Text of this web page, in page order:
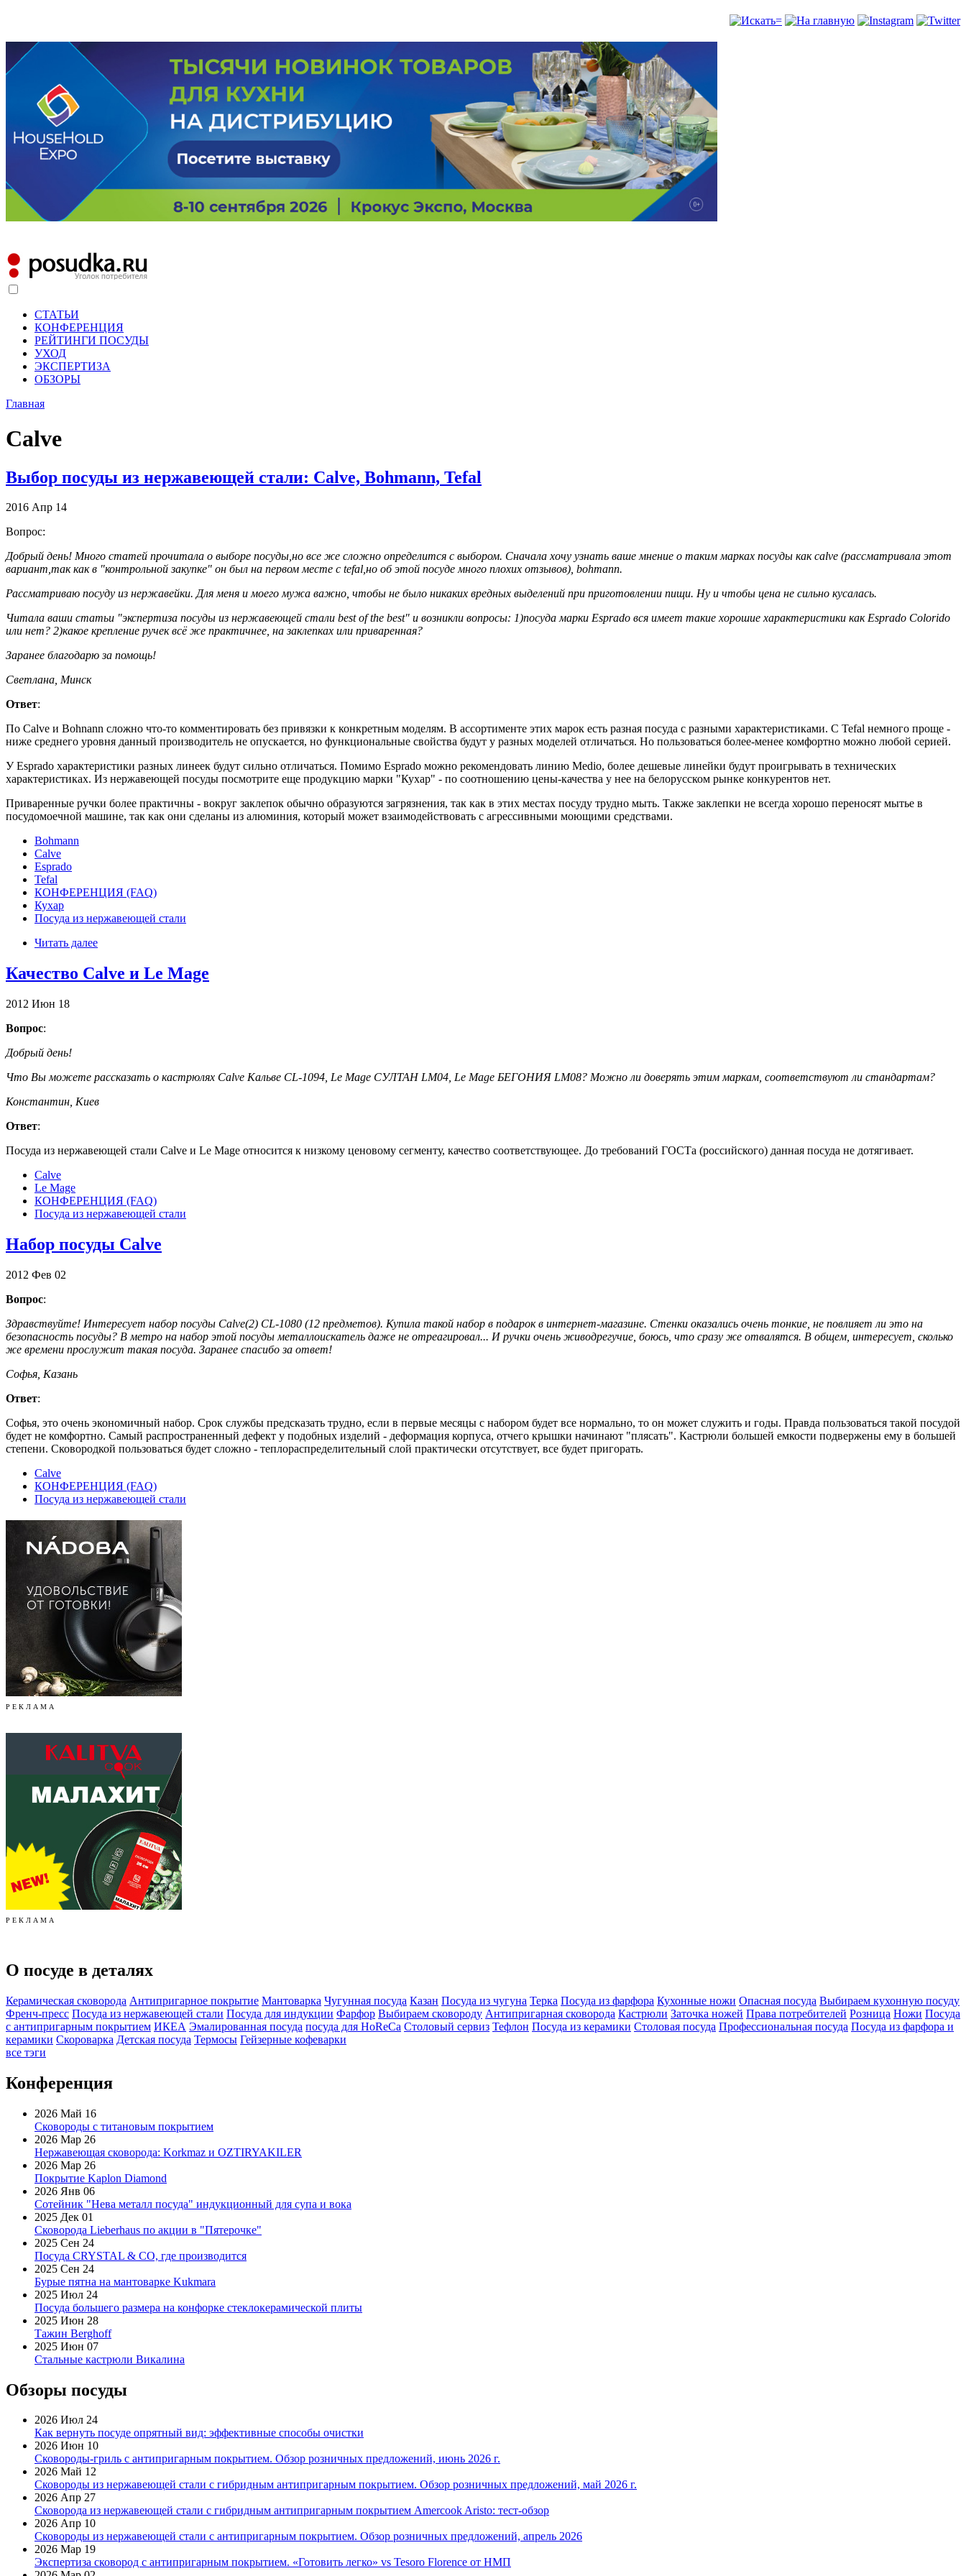
СТАТЬИ
КОНФЕРЕНЦИЯ
РЕЙТИНГИ ПОСУДЫ
УХОД
ЭКСПЕРТИЗА
ОБЗОРЫ
Главная
Calve
Выбор посуды из нержавеющей стали: Calve, Bohmann, Tefal
2016 Апр 14
Вопрос:
Добрый день! Много статей прочитала о выборе посуды,но все же сложно определится с выбором. Сначала хочу узнать ваше мнение о таким марках посуды как calve (рассматривала этот
вариант,так как в "контрольной закупке" он был на первом месте с tefal,но об этой посуде много плохих отзывов), bohmann.
Рассматриваю посуду из нержавейки. Для меня и моего мужа важно, чтобы не было никаких вредных выделений при приготовлении пищи. Ну и чтобы цена не сильно кусалась.
Читала ваши статьи "экспертиза посуды из нержавеющей стали best of the best" и возникли вопросы: 1)посуда марки Esprado вся имеет такие хорошие характеристики как Esprado Colorido
или нет? 2)какое крепление ручек всё же практичнее, на заклепках или приваренная?
Заранее благодарю за помощь!
Светлана, Минск
Ответ:
По Calve и Bohnann сложно что-то комментировать без привязки к конкретным моделям. В ассортименте этих марок есть разная посуда с разными характеристиками. C Tefal немного проще -
ниже среднего уровня данный производитель не опускается, но функциональные свойства будут у разных моделей отличаться. Но пользоваться более-менее комфортно можно любой серией.
У Esprado характеристики разных линеек будут сильно отличаться. Помимо Esprado можно рекомендовать линию Medio, более дешевые линейки будут проигрывать в технических
характеристиках. Из нержавеющей посуды посмотрите еще продукцию марки "Кухар" - по соотношению цены-качества у нее на белорусском рынке конкурентов нет.
Приваренные ручки более практичны - вокруг заклепок обычно образуются загрязнения, так как в этих местах посуду трудно мыть. Также заклепки не всегда хорошо переносят мытье в
посудомоечной машине, так как они сделаны из алюминия, который может взаимодействовать с агрессивными моющими средствами.
Bohmann
Calve
Esprado
Tefal
КОНФЕРЕНЦИЯ (FAQ)
Кухар
Посуда из нержавеющей стали
Читать далее
Качество Calve и Le Mage
2012 Июн 18
Вопрос:
Добрый день!
Что Вы можете рассказать о кастрюлях Сalve Кальве CL-1094, Le Mage СУЛТАН LM04, Le Mage БЕГОНИЯ LM08? Можно ли доверять этим маркам, соответствуют ли стандартам?
Константин, Киев
Ответ:
Посуда из нержавеющей стали Сalve и Le Mage относится к низкому ценовому сегменту, качество соответствующее. До требований ГОСТа (российского) данная посуда не дотягивает.
Calve
Le Mage
КОНФЕРЕНЦИЯ (FAQ)
Посуда из нержавеющей стали
Набор посуды Calve
2012 Фев 02
Вопрос:
Здравствуйте! Интересует набор посуды Calve(2) CL-1080 (12 предметов). Купила такой набор в подарок в интернет-магазине. Стенки оказались очень тонкие, не повлияет ли это на
безопасность посуды? В метро на набор этой посуды металлоискатель даже не отреагировал... И ручки очень живодрегучие, боюсь, что сразу же отвалятся. В общем, интересует, сколько
же времени прослужит такая посуда. Заранее спасибо за ответ!
Софья, Казань
Ответ:
Софья, это очень экономичный набор. Срок службы предсказать трудно, если в первые месяцы с набором будет все нормально, то он может служить и годы. Правда пользоваться такой посудой
будет не комфортно. Самый распространенный дефект у подобных изделий - деформация корпуса, отчего крышки начинают "плясать". Кастрюли большей емкости подвержены ему в большей
степени. Сковородкой пользоваться будет сложно - теплораспределительный слой практически отсутствует, все будет пригорать.
Calve
КОНФЕРЕНЦИЯ (FAQ)
Посуда из нержавеющей стали
Р Е К Л А М А
Р Е К Л А М А
О посуде в деталях
Керамическая сковорода Антипригарное покрытие Мантоварка Чугунная посуда Казан Посуда из чугуна Терка Посуда из фарфора Кухонные ножи Опасная посуда Выбираем кухонную посуду
Френч-пресс Посуда из нержавеющей стали Посуда для индукции Фарфор Выбираем сковороду Антипригарная сковорода Кастрюли Заточка ножей Права потребителей Розница Ножи Посуда
с антипригарным покрытием ИКЕА Эмалированная посуда посуда для HoReCa Столовый сервиз Тефлон Посуда из керамики Столовая посуда Профессиональная посуда Посуда из фарфора и
керамики Скороварка Детская посуда Термосы Гейзерные кофеварки
все тэги
Конференция
2026 Май 16
Сковороды с титановым покрытием
2026 Мар 26
Нержавеющая сковорода: Korkmaz и OZTIRYAKILER
2026 Мар 26
Покрытие Kaplon Diamond
2026 Янв 06
Сотейник "Нева металл посуда" индукционный для супа и вока
2025 Дек 01
Сковорода Lieberhaus по акции в "Пятерочке"
2025 Сен 24
Посуда CRYSTAL & CO, где производится
2025 Сен 24
Бурые пятна на мантоварке Kukmara
2025 Июл 24
Посуда большего размера на конфорке стеклокерамической плиты
2025 Июн 28
Тажин Berghoff
2025 Июн 07
Стальные кастрюли Викалина
Обзоры посуды
2026 Июл 24
Как вернуть посуде опрятный вид: эффективные способы очистки
2026 Июн 10
Сковороды-гриль с антипригарным покрытием. Обзор розничных предложений, июнь 2026 г.
2026 Май 12
Сковороды из нержавеющей стали с гибридным антипригарным покрытием. Обзор розничных предложений, май 2026 г.
2026 Апр 27
Сковорода из нержавеющей стали с гибридным антипригарным покрытием Amercook Aristo: тест-обзор
2026 Апр 10
Сковороды из нержавеющей стали с антипригарным покрытием. Обзор розничных предложений, апрель 2026
2026 Мар 19
Экспертиза сковород с антипригарным покрытием. «Готовить легко» vs Tesoro Florence от НМП